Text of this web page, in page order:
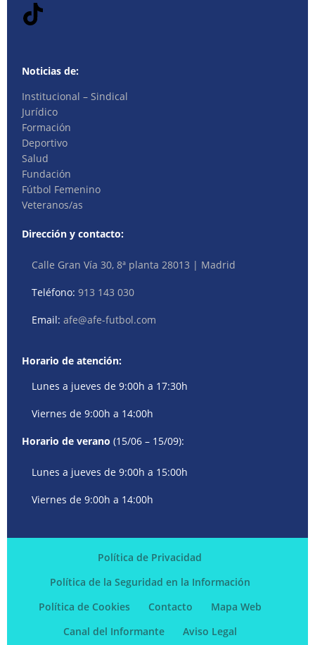
Noticias de:
Institucional – Sindical
Jurídico
Formación
Deportivo
Salud
Fundación
Fútbol Femenino
Veteranos/as
Dirección y contacto:
Calle Gran Vía 30, 8ª planta 28013 | Madrid
Teléfono:913 143 030
Email:afe@afe-futbol.com
Horario de atención:
Lunes a jueves de 9:00h a 17:30h
Viernes de 9:00h a 14:00h
Horario de verano (15/06 – 15/09):
Lunes a jueves de 9:00h a 15:00h
Viernes de 9:00h a 14:00h
Política de Privacidad
Política de la Seguridad en la Información
Política de Cookies
Contacto
Mapa Web
Canal del Informante
Aviso Legal